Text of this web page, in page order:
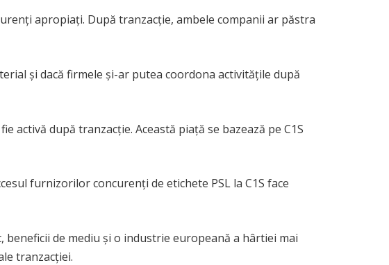
apropiați. După tranzacție, ambele companii ar păstra
și dacă firmele și-ar putea coordona activitățile după
activă după tranzacție. Această piață se bazează pe C1S
furnizorilor concurenți de etichete PSL la C1S face
beneficii de mediu și o industrie europeană a hârtiei mai
tranzacției.